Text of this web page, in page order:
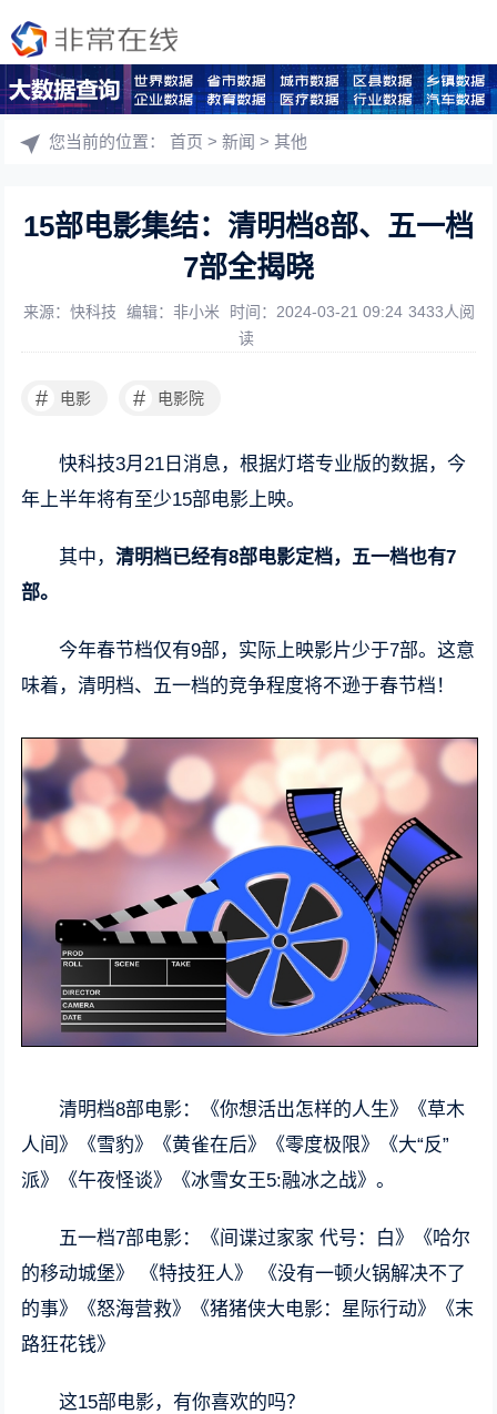
您当前的位置：首页 >新闻 >其他
15部电影集结：清明档8部、五一档
7部全揭晓
来源：快科技 编辑：非小米 时间：2024-03-21 09:24 3433人阅
读
# 电影 # 电影院
快科技3月21日消息，根据灯塔专业版的数据，今
年上半年将有至少15部电影上映。
其中，清明档已经有8部电影定档，五一档也有7
部。
今年春节档仅有9部，实际上映影片少于7部。这意
味着，清明档、五一档的竞争程度将不逊于春节档！
清明档8部电影：《你想活出怎样的人生》《草木
人间》《雪豹》《黄雀在后》《零度极限》《大“反”
派》《午夜怪谈》《冰雪女王5:融冰之战》。
五一档7部电影：《间谍过家家 代号：白》《哈尔
的移动城堡》 《特技狂人》 《没有一顿火锅解决不了
的事》《怒海营救》《猪猪侠大电影：星际行动》《末
路狂花钱》
这15部电影，有你喜欢的吗？